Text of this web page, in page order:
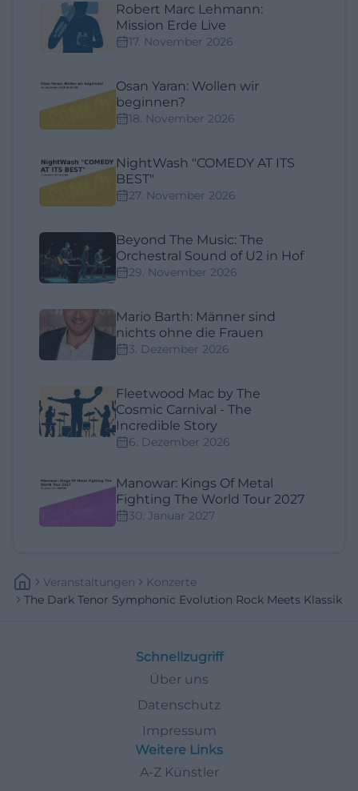
Robert Marc Lehmann:
Mission Erde Live
17. November 2026
Osan Yaran: Wollen wir
beginnen?
18. November 2026
NightWash "COMEDY AT ITS
BEST"
27. November 2026
Beyond The Music: The
Orchestral Sound of U2 in Hof
29. November 2026
Mario Barth: Männer sind
nichts ohne die Frauen
3. Dezember 2026
Fleetwood Mac by The
Cosmic Carnival - The
Incredible Story
6. Dezember 2026
Manowar: Kings Of Metal
Fighting The World Tour 2027
30. Januar 2027
Veranstaltungen
Konzerte
The Dark Tenor Symphonic Evolution Rock Meets Klassik
Schnellzugriff
Über uns
Datenschutz
Impressum
Weitere Links
A-Z Künstler